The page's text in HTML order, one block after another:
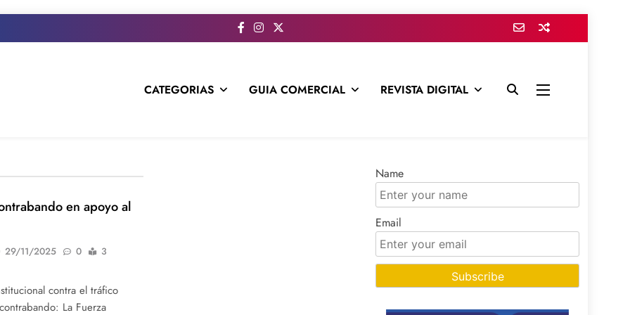
CATEGORIAS GUIA COMERCIAL REVISTA DIGITAL
en apoyo al
29/11/2025 0
3
contra el tráfico
La Fuerza
Name
Email